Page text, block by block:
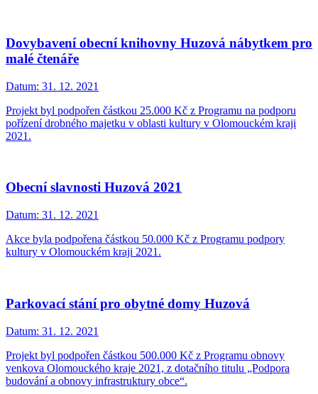
Dovybavení obecní knihovny Huzová nábytkem pro
malé čtenáře
Datum: 31. 12. 2021
Projekt byl podpořen částkou 25.000 Kč z Programu na podporu
pořízení drobného majetku v oblasti kultury v Olomouckém kraji
2021.
Obecní slavnosti Huzová 2021
Datum: 31. 12. 2021
Akce byla podpořena částkou 50.000 Kč z Programu podpory
kultury v Olomouckém kraji 2021.
Parkovací stání pro obytné domy Huzová
Datum: 31. 12. 2021
Projekt byl podpořen částkou 500.000 Kč z Programu obnovy
venkova Olomouckého kraje 2021, z dotačního titulu „Podpora
budování a obnovy infrastruktury obce“.